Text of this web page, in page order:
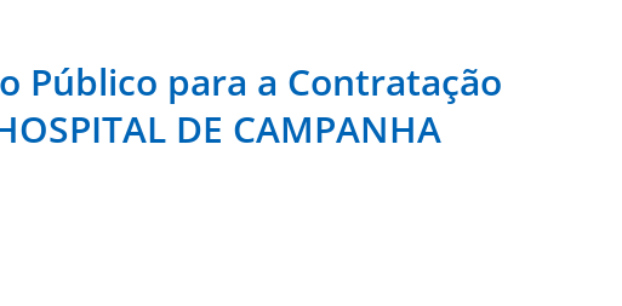
Público para a Contratação
DE CAMPANHA